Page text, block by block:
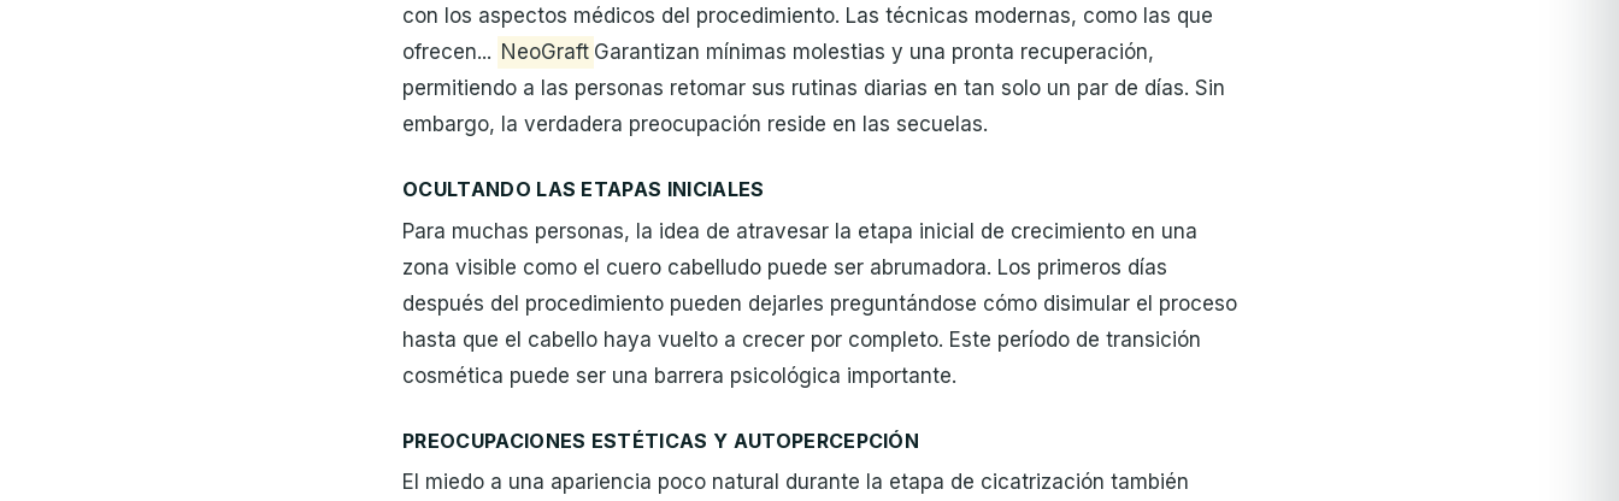
con los aspectos médicos del procedimiento. Las técnicas modernas, como las que
ofrecen... NeoGraft Garantizan mínimas molestias y una pronta recuperación,
permitiendo a las personas retomar sus rutinas diarias en tan solo un par de días. Sin
embargo, la verdadera preocupación reside en las secuelas.
OCULTANDO LAS ETAPAS INICIALES
Para muchas personas, la idea de atravesar la etapa inicial de crecimiento en una
zona visible como el cuero cabelludo puede ser abrumadora. Los primeros días
después del procedimiento pueden dejarles preguntándose cómo disimular el proceso
hasta que el cabello haya vuelto a crecer por completo. Este período de transición
cosmética puede ser una barrera psicológica importante.
PREOCUPACIONES ESTÉTICAS Y AUTOPERCEPCIÓN
El miedo a una apariencia poco natural durante la etapa de cicatrización también